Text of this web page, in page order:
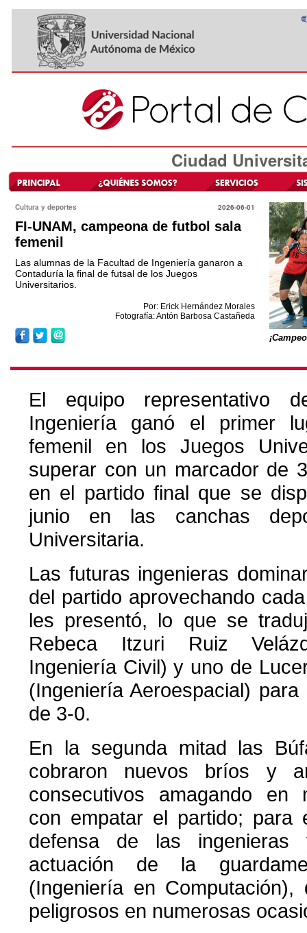
Ciudad
Cultura y deportes 2026-06-01
FI-UNAM, campeona de futbol sala
femenil
Las alumnas de la Facultad de Ingeniería ganaron a
Contaduría la final de futsal de los Juegos
Universitarios.
Por: Erick Hernández Morales
Fotografía: Antón Barbosa Castañeda
El equipo representativo
Ingeniería ganó el primer
femenil en los Juegos
superar con un marcador de
en el partido final que se
junio en las canchas
Universitaria.
Las futuras ingenieras
del partido aprovechando
les presentó, lo que se
Rebeca Itzuri Ruiz
Ingeniería Civil) y uno de
(Ingeniería Aeroespacial)
de 3-0.
En la segunda mitad las
cobraron nuevos bríos y
consecutivos amagando en
con empatar el partido; para
defensa de las ingenieras
actuación de la
(Ingeniería en Computación),
peligrosos en numerosas